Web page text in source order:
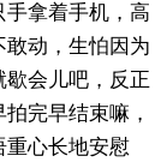
拿着手机，高
动，生怕因为
会儿吧，反正
完早结束嘛，
重心长地安慰